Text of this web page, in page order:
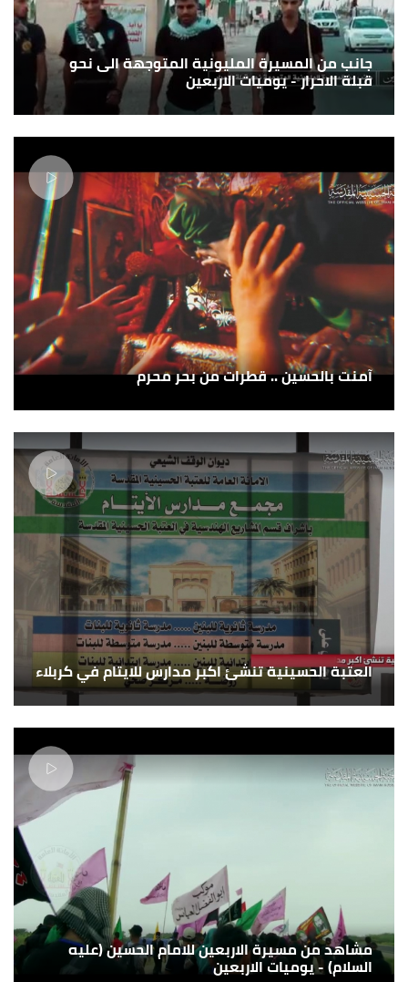
جانب من المسيرة المليونية المتوجهة الى نحو
قبلة الاحرار - يوميات الاربعين
آمنت بالحسين .. قطرات من بحر محرم
العتبة الحسينية تنشئ اكبر مدارس للايتام في كربلاء
مشاهد من مسيرة الاربعين للامام الحسين (عليه
السلام) - يوميات الاربعين